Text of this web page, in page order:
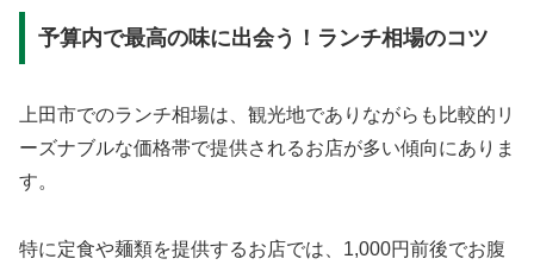
予算内で最高の味に出会う！ランチ相場のコツ
上田市でのランチ相場は、観光地でありながらも比較的リ
ーズナブルな価格帯で提供されるお店が多い傾向にありま
す。
特に定食や麺類を提供するお店では、1,000円前後でお腹